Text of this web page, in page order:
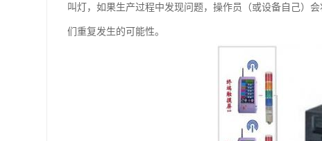
叫灯，如果生产过程中发现问题，操作员（或设备自己）
们重复发生的可能性。